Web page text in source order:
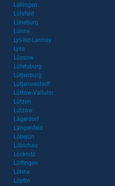
Lüllingen
Lülsfeld
Lüneburg
Lünne
Lys-lez-Lannoy
Lyss
Lüssow
Lütetsburg
Lütjenburg
Lütjenwestedt
Lüttow-Valluhn
Lützen
Lützow
Lägerdorf
Längenfeld
Löbejün
Löbichau
Löcknitz
Löffingen
Löhne
Löptin